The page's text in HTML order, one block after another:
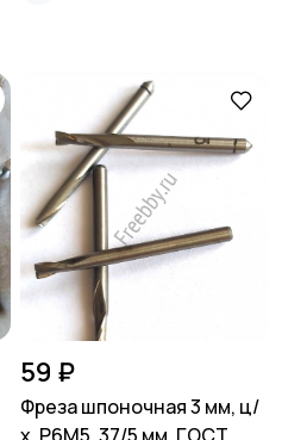
59 ₽
Фреза шпоночная 3 мм, ц/